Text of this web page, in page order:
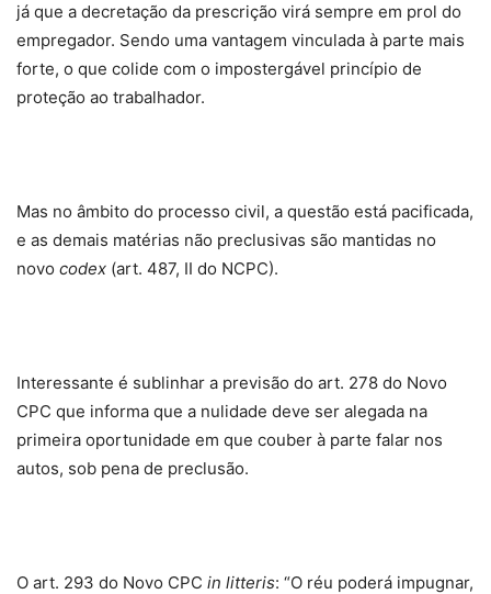
já que a decretação da prescrição virá sempre em prol do
empregador. Sendo uma vantagem vinculada à parte mais
forte, o que colide com o impostergável princípio de
proteção ao trabalhador.
Mas no âmbito do processo civil, a questão está pacificada,
e as demais matérias não preclusivas são mantidas no
novo codex (art. 487, II do NCPC).
Interessante é sublinhar a previsão do art. 278 do Novo
CPC que informa que a nulidade deve ser alegada na
primeira oportunidade em que couber à parte falar nos
autos, sob pena de preclusão.
O art. 293 do Novo CPC in litteris: “O réu poderá impugnar,